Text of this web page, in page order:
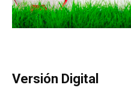
Versión Digital